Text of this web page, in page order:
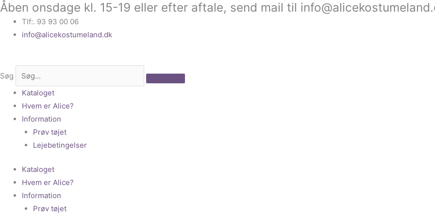
Gå
indholdet
Åben onsdage kl. 15-19 eller efter aftale, send mail til
Tlf:. 93 93 00 06
info@alicekostumeland.dk
Søg
Kataloget
Hvem er Alice?
Information
Prøv tøjet
Lejebetingelser
Kataloget
Hvem er Alice?
Information
Prøv tøjet